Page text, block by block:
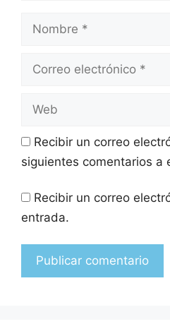
Recibir un correo
siguientes comentarios a
Recibir un correo
entrada.